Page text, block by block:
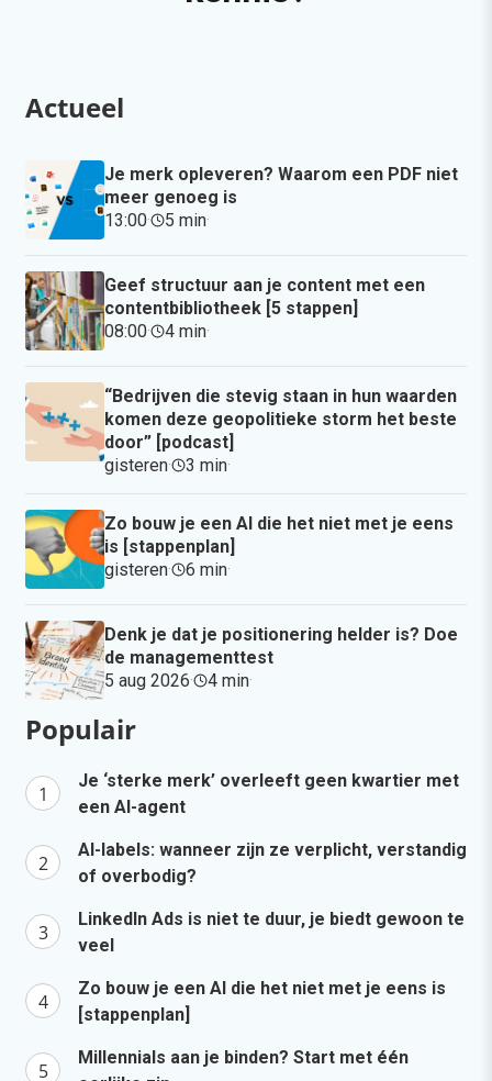
Actueel
Je merk opleveren? Waarom een PDF niet
meer genoeg is
13:00· 5 min·
Geef structuur aan je content met een
contentbibliotheek [5 stappen]
08:00· 4 min·
“Bedrijven die stevig staan in hun waarden
komen deze geopolitieke storm het beste
door” [podcast]
gisteren· 3 min·
Zo bouw je een AI die het niet met je eens
is [stappenplan]
gisteren· 6 min·
Denk je dat je positionering helder is? Doe
de managementtest
5 aug 2026· 4 min·
Populair
Je ‘sterke merk’ overleeft geen kwartier met
een AI-agent
AI-labels: wanneer zijn ze verplicht, verstandig
of overbodig?
LinkedIn Ads is niet te duur, je biedt gewoon te
veel
Zo bouw je een AI die het niet met je eens is
[stappenplan]
Millennials aan je binden? Start met één